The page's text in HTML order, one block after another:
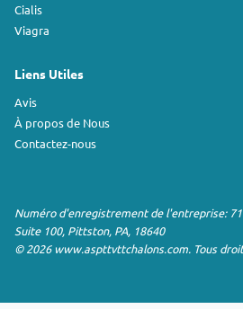
Cialis
Viagra
Liens Utiles
Avis
À propos de Nous
Contactez-nous
Numéro d'enregistrement de l'entreprise:
Suite 100, Pittston, PA, 18640
© 2026 www.aspttvttchalons.com. Tous